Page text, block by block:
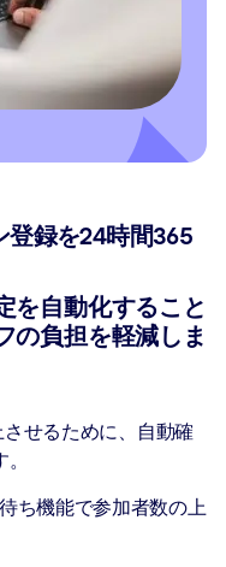
登録を24時間365
を自動化すること
の負担を軽減しま
せるために、自動確
ち機能で参加者数の上